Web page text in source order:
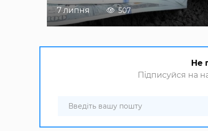
7 липня 507
Не
Підписуйся на